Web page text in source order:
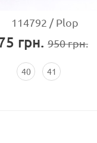
114792 Plop
грн. 950грн.
40 41